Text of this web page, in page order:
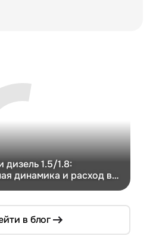
дизель 1.5/1.8:
динамика и расход в
в блог